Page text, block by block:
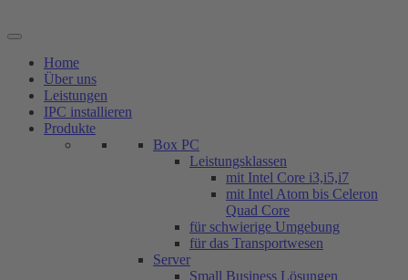
Inhalt
Home
Über uns
Leistungen
IPC installieren
Produkte
Box PC
Leistungsklassen
mit Intel Core i3,i5,i7
mit Intel Atom bis Celeron
Quad Core
für schwierige Umgebung
für das Transportwesen
Server
Small Business Lösungen